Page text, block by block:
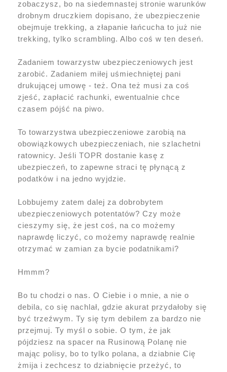
zobaczysz, bo na siedemnastej stronie warunków
drobnym druczkiem dopisano, że ubezpieczenie
obejmuje trekking, a złapanie łańcucha to już nie
trekking, tylko scrambling. Albo coś w ten deseń.
Zadaniem towarzystw ubezpieczeniowych jest
zarobić. Zadaniem miłej uśmiechniętej pani
drukującej umowę - też. Ona też musi za coś
zjeść, zapłacić rachunki, ewentualnie chce
czasem pójść na piwo.
To towarzystwa ubezpieczeniowe zarobią na
obowiązkowych ubezpieczeniach, nie szlachetni
ratownicy. Jeśli TOPR dostanie kasę z
ubezpieczeń, to zapewne straci tę płynącą z
podatków i na jedno wyjdzie.
Lobbujemy zatem dalej za dobrobytem
ubezpieczeniowych potentatów? Czy może
cieszymy się, że jest coś, na co możemy
naprawdę liczyć, co możemy naprawdę realnie
otrzymać w zamian za bycie podatnikami?
Hmmm?
Bo tu chodzi o nas. O Ciebie i o mnie, a nie o
debila, co się nachlał, gdzie akurat przydałoby się
być trzeźwym. Ty się tym debilem za bardzo nie
przejmuj. Ty myśl o sobie. O tym, że jak
pójdziesz na spacer na Rusinową Polanę nie
mając polisy, bo to tylko polana, a dziabnie Cię
żmija i zechcesz to dziabnięcie przeżyć, to